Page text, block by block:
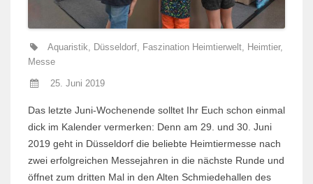
Aquaristik Düsseldorf, Faszination Heimtierwelt, Heimtier,
Messe
25. Juni 2019
Das letzte Juni-Wochenende solltet Ihr Euch schon einmal
dick im Kalender vermerken: Denn am 29. und 30. Juni
2019 geht in Düsseldorf die beliebte Heimtiermesse nach
zwei erfolgreichen Messejahren in die nächste Runde und
öffnet zum dritten Mal in den Alten Schmiedehallen des